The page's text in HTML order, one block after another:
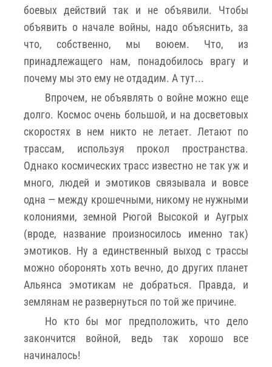
боевых действий так и не объявили. Чтобы
объявить о начале войны, надо объяснить, за
что, собственно, мы воюем. Что, из
принадлежащего нам, понадобилось врагу и
почему мы это ему не отдадим. А тут...
Впрочем, не объявлять о войне можно еще
долго. Космос очень большой, и на досветовых
скоростях в нем никто не летает. Летают по
трассам, используя прокол пространства.
Однако космических трасс известно не так уж и
много, людей и эмотиков связывала и вовсе
одна — между крошечными, никому не нужными
колониями, земной Рюгой Высокой и Аугрых
(вроде, название произносилось именно так)
эмотиков. Ну а единственный выход с трассы
можно оборонять хоть вечно, до других планет
Альянса эмотикам не добраться. Правда, и
землянам не развернуться по той же причине.
Но кто бы мог предположить, что дело
закончится войной, ведь так хорошо все
начиналось!